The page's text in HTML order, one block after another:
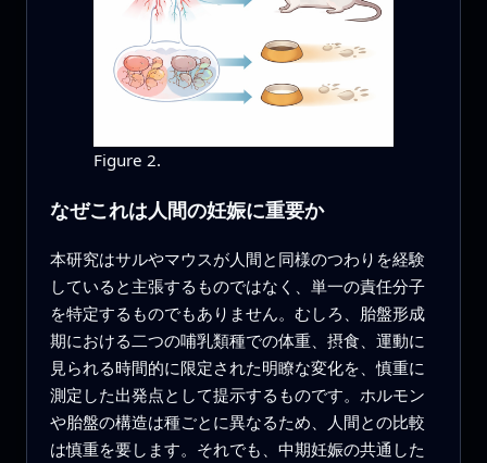
Figure 2.
なぜこれは人間の妊娠に重要か
本研究はサルやマウスが人間と同様のつわりを経験
していると主張するものではなく、単一の責任分子
を特定するものでもありません。むしろ、胎盤形成
期における二つの哺乳類種での体重、摂食、運動に
見られる時間的に限定された明瞭な変化を、慎重に
測定した出発点として提示するものです。ホルモン
や胎盤の構造は種ごとに異なるため、人間との比較
は慎重を要します。それでも、中期妊娠の共通した